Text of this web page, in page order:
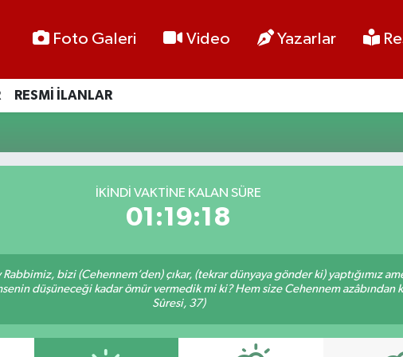
Foto Galeri Video Yazarlar
RESMİ İLANLAR
İKINDI VAKTİNE KALAN SÜRE
01:19:18
bizi (Cehennem’den) çıkar, (tekrar dünyaya gönder ki) yaptığımız
düşüneceği kadar ömür vermedik mi ki? Hem size Cehennem azâbından
Sûresi, 37)